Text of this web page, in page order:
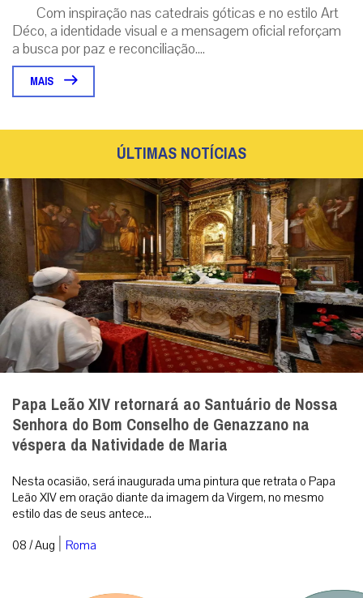
Com inspiração nas catedrais góticas e no estilo Art
Déco, a identidade visual e a mensagem oficial reforçam
a busca por paz e reconciliação....
MAIS
ÚLTIMAS NOTÍCIAS
Papa Leão XIV retornará ao Santuário de Nossa
Senhora do Bom Conselho de Genazzano na
véspera da Natividade de Maria
Nesta ocasião, será inaugurada uma pintura que retrata o Papa
Leão XIV em oração diante da imagem da Virgem, no mesmo
estilo das de seus antece...
08 / Aug | Roma